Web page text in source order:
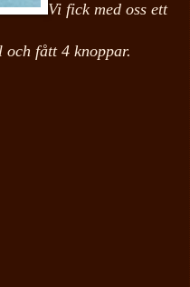
Vi fick med oss ett
och fått 4 knoppar.